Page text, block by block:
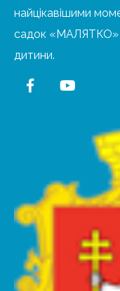
найцікавішими
садок «МАЛЯТКО»
дитини.